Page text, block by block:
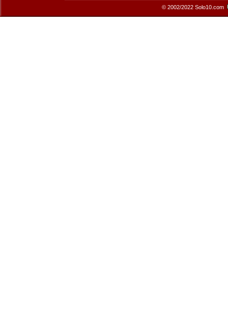
© 2002/2022 Solo10.com